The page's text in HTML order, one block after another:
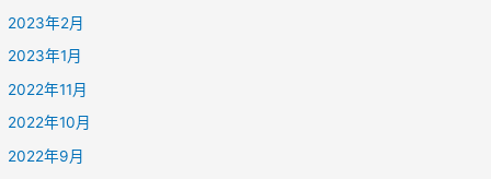
2023年2月
2023年1月
2022年11月
2022年10月
2022年9月